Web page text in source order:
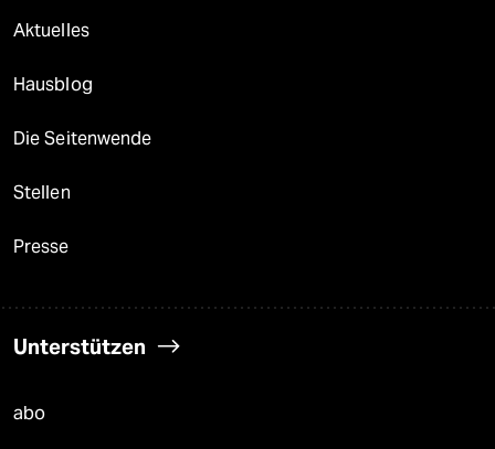
Aktuelles
Hausblog
Die Seitenwende
Stellen
Presse
Unterstützen
abo